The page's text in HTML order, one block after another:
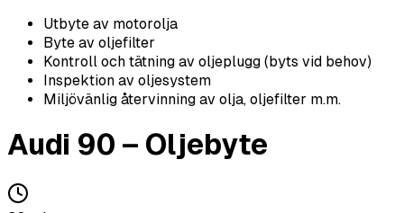
Utbyte av motorolja
Byte av oljefilter
Kontroll och tätning av oljeplugg (byts vid behov)
Inspektion av oljesystem
Miljövänlig återvinning av olja, oljefilter m.m.
Audi 90 – Oljebyte